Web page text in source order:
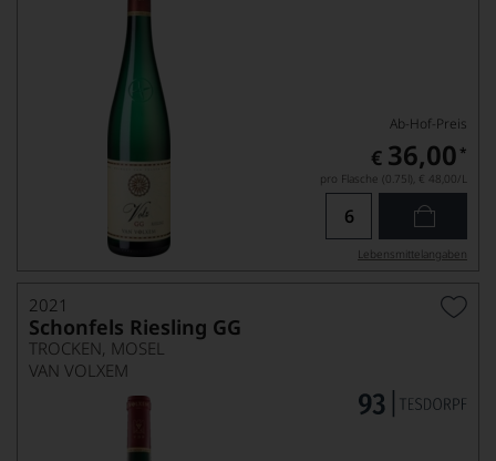
Ab-Hof-Preis
€ 36,00 *
pro Flasche (0.75l), € 48,00/L
Lebensmittel­angaben
2021
Schonfels Riesling GG
TROCKEN, MOSEL
VAN VOLXEM